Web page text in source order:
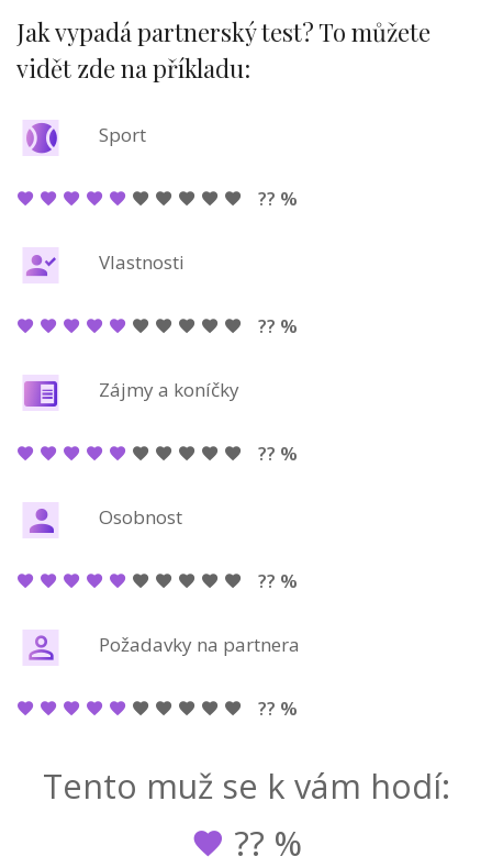
Jak vypadá partnerský test? To můžete
vidět zde na příkladu:
Sport
?? %
Vlastnosti
?? %
Zájmy a koníčky
?? %
Osobnost
?? %
Požadavky na partnera
?? %
Tento muž se k vám hodí:
?? %